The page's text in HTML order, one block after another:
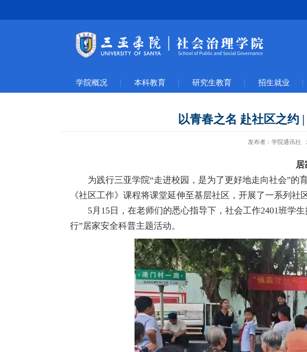
学院概况 本科教育 研究生教育 招生就业
以青春之名 赴社区之约
发布者：学院通讯社
居
为践行三亚学院“走进校园，是为了更好地走向社会”的
《社区工作》课程将课堂延伸至基层社区，开展了一系列社
5月15日，在老师们的悉心指导下，社会工作2401班学
行”居家安全科普主题活动。